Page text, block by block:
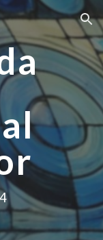
Skip to navigation